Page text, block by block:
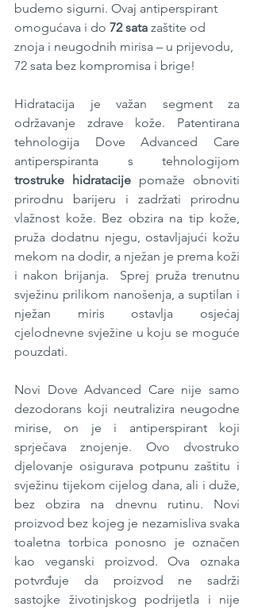
budemo sigurni. Ovaj antiperspirant
omogućava i do 72 sata zaštite od
znoja i neugodnih mirisa – u prijevodu,
72 sata bez kompromisa i brige!
Hidratacija je važan segment za
održavanje zdrave kože. Patentirana
tehnologija Dove Advanced Care
trostruke hidratacije pomaže obnoviti
prirodnu barijeru i zadržati prirodnu
vlažnost kože. Bez obzira na tip kože,
pruža dodatnu njegu, ostavljajući kožu
mekom na dodir, a nježan je prema koži
i nakon brijanja.  Sprej pruža trenutnu
svježinu prilikom nanošenja, a suptilan i
nježan miris ostavlja osjećaj
cjelodnevne svježine u koju se moguće
pouzdati.
Novi Dove Advanced Care nije samo
dezodorans koji neutralizira neugodne
mirise, on je i antiperspirant koji
sprječava znojenje. Ovo dvostruko
djelovanje osigurava potpunu zaštitu i
svježinu tijekom cijelog dana, ali i duže,
bez obzira na dnevnu rutinu. Novi
proizvod bez kojeg je nezamisliva svaka
toaletna torbica ponosno je označen
kao veganski proizvod. Ova oznaka
potvrđuje da proizvod ne sadrži
sastojke životinjskog podrijetla i nije